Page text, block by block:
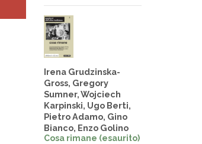
Irena Grudzinska-
Gross, Gregory
Sumner, Wojciech
Karpinski, Ugo Berti,
Pietro Adamo, Gino
Bianco, Enzo Golino
Cosa rimane (esaurito)